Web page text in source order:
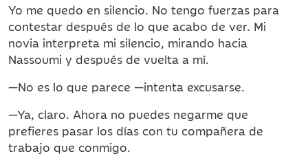
Yo me quedo en silencio. No tengo fuerzas para
contestar después de lo que acabo de ver. Mi
novia interpreta mi silencio, mirando hacia
Nassoumi y después de vuelta a mí.
—No es lo que parece —intenta excusarse.
—Ya, claro. Ahora no puedes negarme que
prefieres pasar los días con tu compañera de
trabajo que conmigo.